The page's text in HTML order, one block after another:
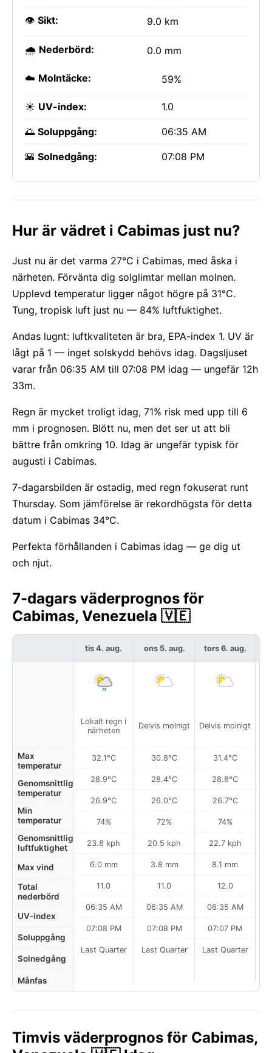
👁️ Sikt: 9.0 km
🌧️ Nederbörd: 0.0 mm
☁️ Molntäcke: 59%
☀️ UV-index: 1.0
🌅 Soluppgång: 06:35 AM
🌇 Solnedgång: 07:08 PM
Hur är vädret i Cabimas just nu?
Just nu är det varma 27°C i Cabimas, med åska i
närheten. Förvänta dig solglimtar mellan molnen.
Upplevd temperatur ligger något högre på 31°C.
Tung, tropisk luft just nu — 84% luftfuktighet.
Andas lugnt: luftkvaliteten är bra, EPA-index 1. UV är
lågt på 1 — inget solskydd behövs idag. Dagsljuset
varar från 06:35 AM till 07:08 PM idag — ungefär 12h
33m.
Regn är mycket troligt idag, 71% risk med upp till 6
mm i prognosen. Blött nu, men det ser ut att bli
bättre från omkring 10. Idag är ungefär typisk för
augusti i Cabimas.
7-dagarsbilden är ostadig, med regn fokuserat runt
Thursday. Som jämförelse är rekordhögsta för detta
datum i Cabimas 34°C.
Perfekta förhållanden i Cabimas idag — ge dig ut
och njut.
7-dagars väderprognos för
Cabimas, Venezuela 🇻🇪
Max
temperatur
Genomsnittlig
temperatur
Min
temperatur
Genomsnittlig
luftfuktighet
Max vind
Total
nederbörd
UV-index
Soluppgång
Solnedgång
Månfas
tis 4. aug.
Lokalt regn i
närheten
32.1°C
28.9°C
26.9°C
74%
23.8 kph
6.0 mm
11.0
06:35 AM
07:08 PM
Last Quarter
ons 5. aug.
Delvis molnigt
30.8°C
28.4°C
26.0°C
72%
20.5 kph
3.8 mm
11.0
06:35 AM
07:08 PM
Last Quarter
tors 6. aug.
Delvis molnigt
31.4°C
28.8°C
26.7°C
74%
22.7 kph
8.1 mm
12.0
06:35 AM
07:07 PM
Last Quarter
Timvis väderprognos för Cabimas,